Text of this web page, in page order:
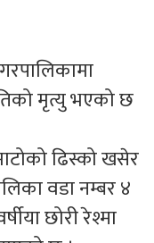
मृत्यु भएको छ
ढिस्को खसेर
वडा नम्बर ४
छोरी रेश्मा